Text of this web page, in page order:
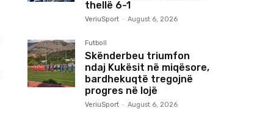
thellë 6-1
VeriuSport - August 6, 2026
Futboll
Skënderbeu triumfon
ndaj Kukësit në miqësore,
bardhekuqtë tregojnë
progres në lojë
VeriuSport - August 6, 2026